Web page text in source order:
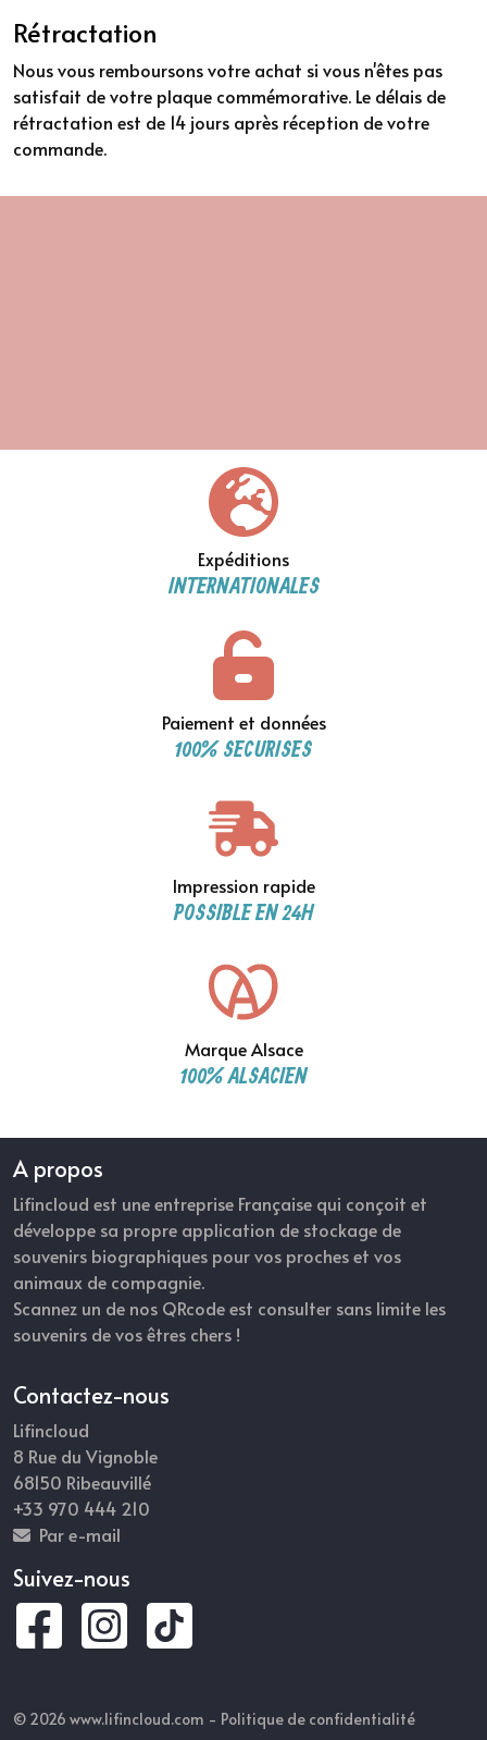
Rétractation
Nous vous remboursons votre achat si vous n'êtes pas
satisfait de votre plaque commémorative. Le délais de
rétractation est de 14 jours après réception de votre
commande.
Expéditions
INTERNATIONALES
Paiement et données
100% SECURISES
Impression rapide
POSSIBLE EN 24H
Marque Alsace
100% ALSACIEN
A propos
Lifincloud est une entreprise Française qui conçoit et
développe sa propre application de stockage de
souvenirs biographiques pour vos proches et vos
animaux de compagnie.
Scannez un de nos QRcode est consulter sans limite les
souvenirs de vos êtres chers !
Contactez-nous
Lifincloud
8 Rue du Vignoble
68150 Ribeauvillé
+33 970 444 210
Par e-mail
Suivez-nous
© 2026 www.lifincloud.com - Politique de confidentialité